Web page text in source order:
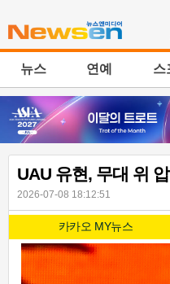
뉴스 연예 스
UAU 유현, 무대 위
2026-07-08 18:12:51
카카오 MY뉴스